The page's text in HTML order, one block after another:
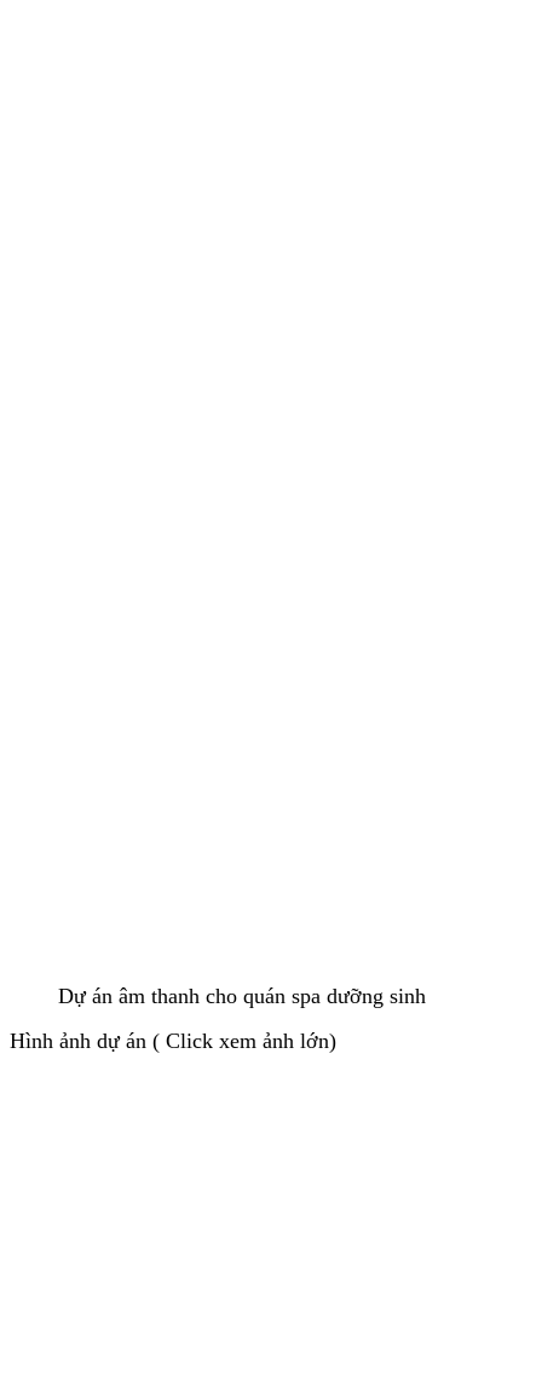
Dự án âm thanh cho quán spa dưỡng sinh
Hình ảnh dự án ( Click xem ảnh lớn)